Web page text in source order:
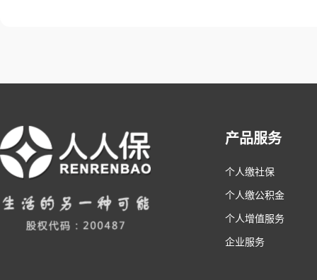
产品服务
个人缴社保
个人缴公积金
个人增值服务
企业服务